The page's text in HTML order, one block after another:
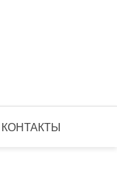
КОНТАКТЫ